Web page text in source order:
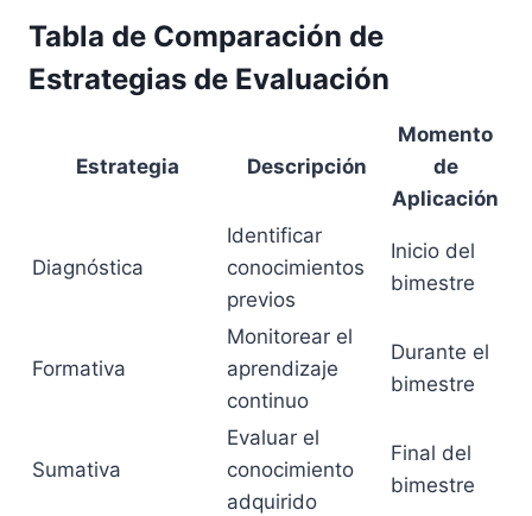
Tabla de Comparación de
Estrategias de Evaluación
Estrategia Descripción
Momento
de
Aplicación
Diagnóstica
Identificar
conocimientos
previos
Inicio del
bimestre
Formativa
Monitorear el
aprendizaje
continuo
Durante el
bimestre
Sumativa
Evaluar el
conocimiento
adquirido
Final del
bimestre